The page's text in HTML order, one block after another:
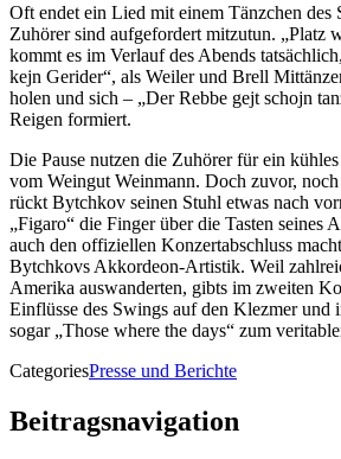
Oft endet ein Lied mit einem Tänzchen des
Zuhörer sind aufgefordert mitzutun. „Platz
kommt es im Verlauf des Abends
kejn Gerider“, als Weiler und Brell
holen und sich – „Der Rebbe gejt schojn
Reigen formiert.
Die Pause nutzen die Zuhörer für ein
vom Weingut Weinmann. Doch zuvor,
rückt Bytchkov seinen Stuhl etwas nach
„Figaro“ die Finger über die Tasten seines
auch den offiziellen Konzertabschluss
Bytchkovs Akkordeon-Artistik. Weil
Amerika auswanderten, gibts im zweiten
Einflüsse des Swings auf den Klezmer und
sogar „Those where the days“ zum
CategoriesPresse und Berichte
Beitragsnavigation